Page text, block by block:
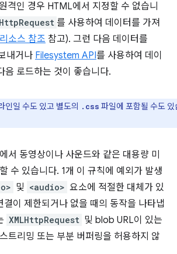
격인 경우 HTML에서 지정할 수 없습니
를 사용하여 데이터를 가져
소스 참조 참고). 그런 다음 데이터를
내거나 Filesystem API를 사용하여 데이
음 로드하는 것이 좋습니다.
인일 수도 있고 별도의 .css 파일에 포함될 수도 있
서 동영상이나 사운드와 같은 대용량 미
수 있습니다. 1개 이 규칙에 예외가 발생
및 <audio> 요소에 적절한 대체가 있
결이 제한되거나 없을 때의 동작을 나타냅
XMLHttpRequest 및 blob URL이 있는
트리밍 또는 부분 버퍼링을 허용하지 않